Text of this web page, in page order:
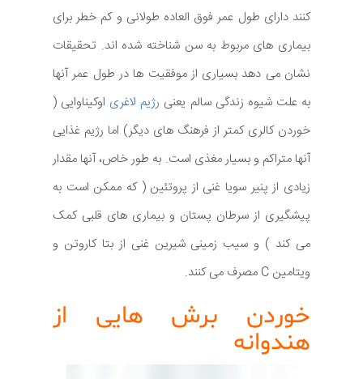
کنند دارای طول عمر فوق العاده طولانی و کم خطر برای
بیماری های مربوط به سن شناخته شده اند. تحقیقات
نشان می دهد بسیاری از موفقیت ها در طول عمر آنها
به علت شیوه زندگی سالم یعنی رژیم لاغری اوکیناوایی (
خوردن کالری کمتر از فرهنگ های دیگر) اما رژیم غذایی
آنها متراکم و بسیار مغذی است. به طور خاص، آنها مقدار
زیادی از پنیر سویا غنی از پروتئین ( که ممکن است به
پیشگیری از سرطان پستان و بیماری های قلبی کمک
می کند ) و سیب زمینی شیرین غنی از بتا کاروتن و
ویتامین C مصرف می کنند.
خوردن برش هایی از
هندوانه